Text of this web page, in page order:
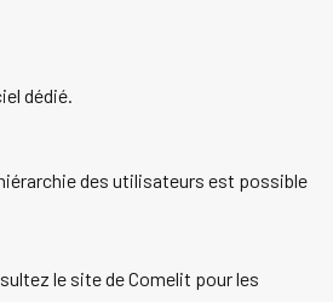
dédié.
des utilisateurs est possible
le site de Comelit pour les